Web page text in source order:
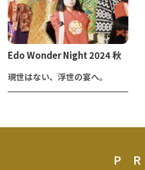
Edo Wonder Night 2024 秋
現世はない、浮世の宴へ。
PR